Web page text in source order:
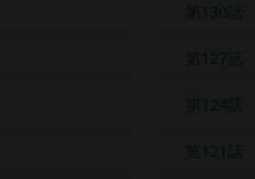
第130話
第127話
第124話
第121話